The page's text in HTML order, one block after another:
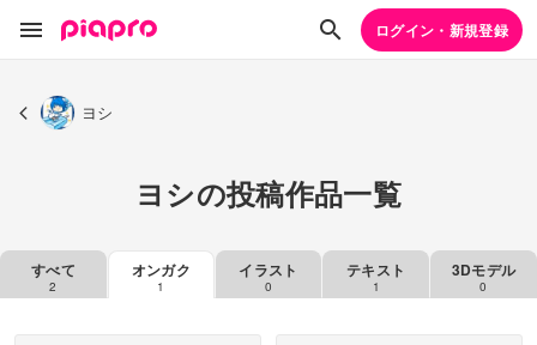
ログイン・新規登録
ヨシ
ヨシの投稿作品一覧
すべて
2
オンガク
1
イラスト
0
テキスト
1
3Dモデル
0